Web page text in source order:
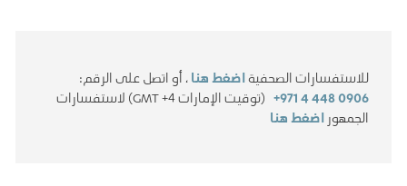
للاستفسارات الصحفيةاضغط هنا، أو اتصل على الرقم:
+971 4 448 0906
(توقيت الإمارات GMT +4) لاستفسارات
الجمهور اضغط هنا